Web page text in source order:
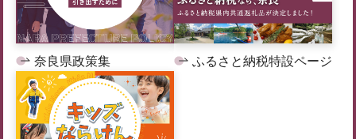
奈良県政策集 ふるさと納税特設ページ